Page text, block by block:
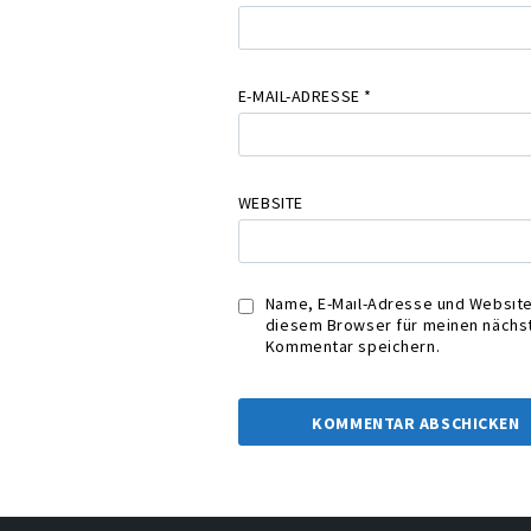
E-MAIL-ADRESSE *
WEBSITE
Name, E-Mail-Adresse und
diesem Browser für meinen
Kommentar speichern.